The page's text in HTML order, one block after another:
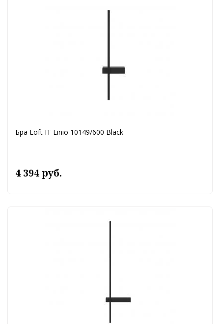
Бра Loft IT Linio 10149/600 Black
4 394 руб.